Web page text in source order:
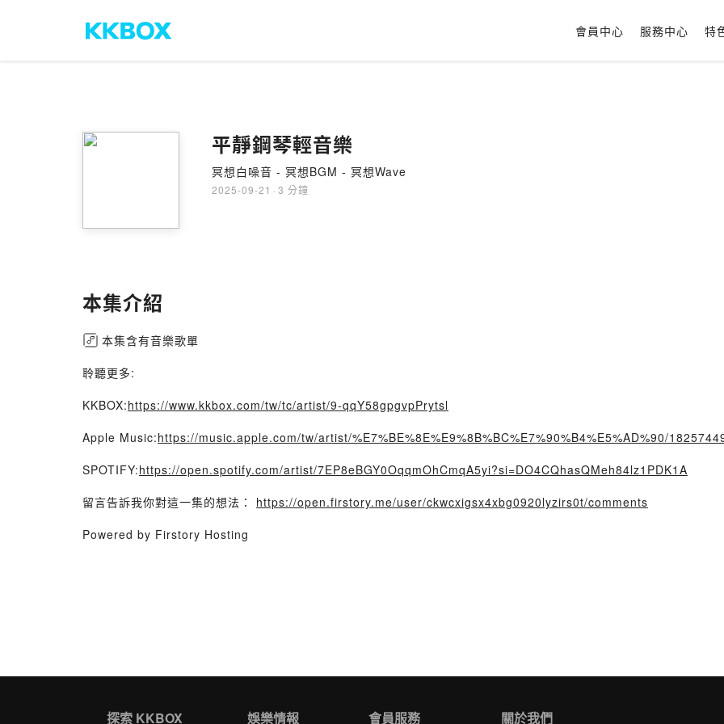
會員中心 服務中心 特
平靜鋼琴輕音樂
冥想白噪音 - 冥想BGM - 冥想Wave
2025-09-21 · 3 分鐘
本集介紹
本集含有音樂歌單
聆聽更多:
KKBOX:https://www.kkbox.com/tw/tc/artist/9-qqY58gpgvpPrytsl
Apple Music:https://music.apple.com/tw/artist/%E7%BE%8E%E9%8B%BC%E7%90%B4%E5%AD%90/
SPOTIFY:https://open.spotify.com/artist/7EP8eBGY0OqqmOhCmqA5yi?si=DO4CQhasQMeh84lz1PDK1A
留言告訴我你對這一集的想法： https://open.firstory.me/user/ckwcxigsx4xbg0920lyzirs0t/comments
Powered by Firstory Hosting
探索 KKBOX 娛樂情報 會員服務 關於我們